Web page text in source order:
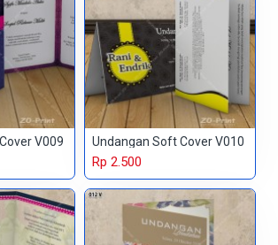
V009 Undangan Soft Cover V010
Rp 2.500